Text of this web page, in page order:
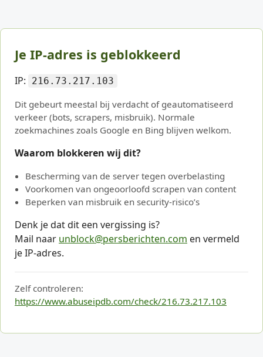
Je IP-adres is geblokkeerd
IP: 216.73.217.103
Dit gebeurt meestal bij verdacht of geautomatiseerd
verkeer (bots, scrapers, misbruik). Normale
zoekmachines zoals Google en Bing blijven welkom.
Waarom blokkeren wij dit?
Bescherming van de server tegen overbelasting
Voorkomen van ongeoorloofd scrapen van content
Beperken van misbruik en security-risico’s
Denk je dat dit een vergissing is?
Mail naar unblock@persberichten.com en vermeld
je IP-adres.
Zelf controleren:
https://www.abuseipdb.com/check/216.73.217.103